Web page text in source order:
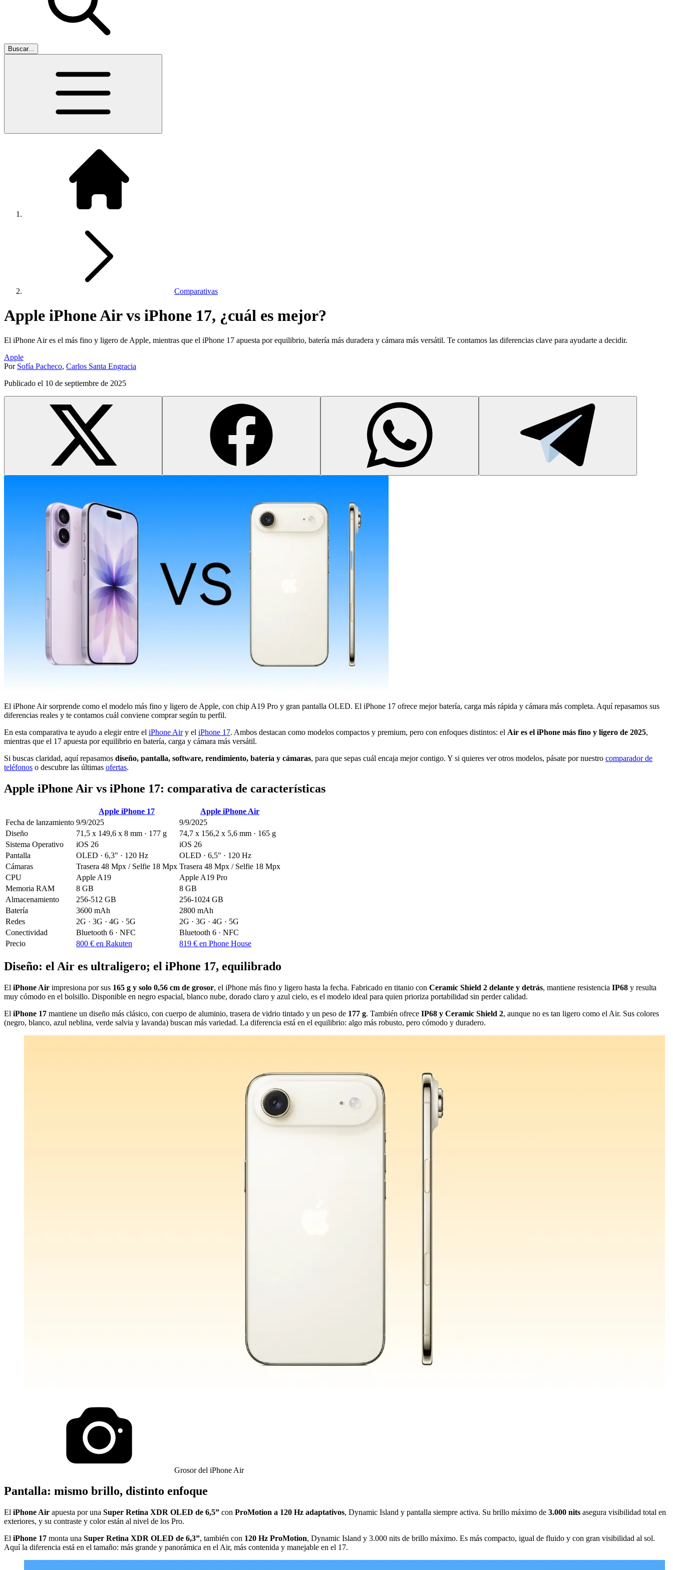
Buscar...
Comparativas
Apple iPhone Air vs iPhone 17, ¿cuál es mejor?
El iPhone Air es el más fino y ligero de Apple, mientras que el iPhone 17 apuesta por equilibrio, batería más duradera y cámara más versátil. Te contamos las diferencias clave para ayudarte a decidir.
Apple
Por Sofía Pacheco, Carlos Santa Engracia
Publicado el 10 de septiembre de 2025
El iPhone Air sorprende como el modelo más fino y ligero de Apple, con chip A19 Pro y gran pantalla OLED. El iPhone 17 ofrece mejor batería, carga más rápida y cámara más completa. Aquí repasamos sus
diferencias reales y te contamos cuál conviene comprar según tu perfil.
En esta comparativa te ayudo a elegir entre el iPhone Airy el iPhone 17. Ambos destacan como modelos compactos y premium, pero con enfoques distintos: el Air es el iPhone más fino y ligero de 2025,
mientras que el 17 apuesta por equilibrio en batería, carga y cámara más versátil.
Si buscas claridad, aquí repasamos diseño, pantalla, software, rendimiento, batería y cámaras, para que sepas cuál encaja mejor contigo. Y si quieres ver otros modelos, pásate por nuestro comparador de
teléfonos o descubre las últimas ofertas.
Apple iPhone Air vs iPhone 17: comparativa de características
Apple iPhone 17
Apple iPhone Air
Fecha de lanzamiento 9/9/2025
9/9/2025
Diseño
71,5 x 149,6 x 8 mm · 177 g
74,7 x 156,2 x 5,6 mm · 165 g
Sistema Operativo
iOS 26
iOS 26
Pantalla
OLED · 6,3" · 120 Hz
OLED · 6,5" · 120 Hz
Cámaras
Trasera 48 Mpx / Selfie 18 Mpx Trasera 48 Mpx / Selfie 18 Mpx
CPU
Apple A19
Apple A19 Pro
Memoria RAM
8 GB
8 GB
Almacenamiento
256-512 GB
256-1024 GB
Batería
3600 mAh
2800 mAh
Redes
2G · 3G · 4G · 5G
2G · 3G · 4G · 5G
Conectividad
Bluetooth 6 · NFC
Bluetooth 6 · NFC
Precio
800 € en Rakuten 819 € en Phone House
Diseño: el Air es ultraligero; el iPhone 17, equilibrado
El iPhone Air impresiona por sus 165 g y solo 0,56 cm de grosor, el iPhone más fino y ligero hasta la fecha. Fabricado en titanio con Ceramic Shield 2 delante y detrás, mantiene resistencia IP68 y resulta
muy cómodo en el bolsillo. Disponible en negro espacial, blanco nube, dorado claro y azul cielo, es el modelo ideal para quien prioriza portabilidad sin perder calidad.
El iPhone 17 mantiene un diseño más clásico, con cuerpo de aluminio, trasera de vidrio tintado y un peso de 177 g. También ofrece IP68 y Ceramic Shield 2, aunque no es tan ligero como el Air. Sus colores
(negro, blanco, azul neblina, verde salvia y lavanda) buscan más variedad. La diferencia está en el equilibrio: algo más robusto, pero cómodo y duradero.
Grosor del iPhone Air
Pantalla: mismo brillo, distinto enfoque
El iPhone Air apuesta por una Super Retina XDR OLED de 6,5” con ProMotion a 120 Hz adaptativos, Dynamic Island y pantalla siempre activa. Su brillo máximo de 3.000 nits asegura visibilidad total en
exteriores, y su contraste y color están al nivel de los Pro.
El iPhone 17 monta una Super Retina XDR OLED de 6,3”, también con 120 Hz ProMotion, Dynamic Island y 3.000 nits de brillo máximo. Es más compacto, igual de fluido y con gran visibilidad al sol.
Aquí la diferencia está en el tamaño: más grande y panorámica en el Air, más contenida y manejable en el 17.